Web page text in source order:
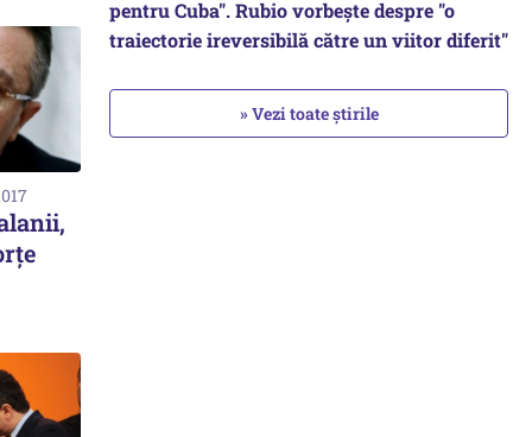
pentru Cuba". Rubio vorbește despre "o
traiectorie ireversibilă către un viitor diferit"
» Vezi toate știrile